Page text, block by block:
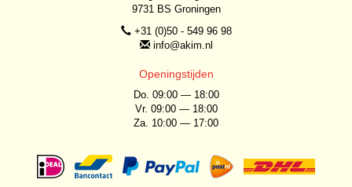
9731 BS Groningen
+31 (0)50 - 549 96 98
info@akim.nl
Openingstijden
Do. 09:00 — 18:00
Vr. 09:00 — 18:00
Za. 10:00 — 17:00